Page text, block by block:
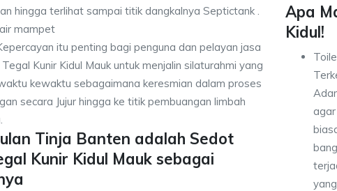
hingga terlihat sampai titik dangkalnya Septictank .
mampet
itu penting bagi penguna dan pelayan jasa
Kunir Kidul Mauk untuk menjalin silaturahmi yang
kewaktu sebagaimana keresmian dalam proses
secara Jujur hingga ke titik pembuangan limbah
Tinja Banten adalah Sedot
Kunir Kidul Mauk sebagai
Apa
Kidul!